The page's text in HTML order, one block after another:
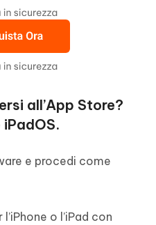
all’App Store?
iPadOS.
e procedi come
o l’iPad con